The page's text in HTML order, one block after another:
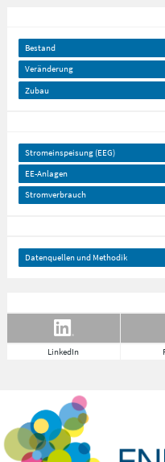
Bestand
Veränderung
Zubau
Stromeinspeisung (EEG)
EE-Anlagen
Stromverbrauch
Datenquellen und Methodik
LinkedIn